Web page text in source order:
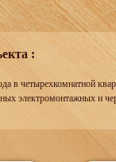
:
в четырехкомнатной
электромонтажных и